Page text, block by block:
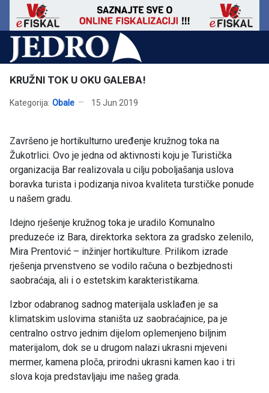
KRUŽNI TOK U OKU GALEBA!
Kategorija: Obale 15 Jun 2019
Završeno je hortikulturno uređenje kružnog toka na
Žukotrlici. Ovo je jedna od aktivnosti koju je Turistička
organizacija Bar realizovala u cilju poboljašanja uslova
boravka turista i podizanja nivoa kvaliteta turstičke ponude
u našem gradu.
Idejno rješenje kružnog toka je uradilo Komunalno
preduzeće iz Bara, direktorka sektora za gradsko zelenilo,
Mira Prentović – inžinjer hortikulture. Prilikom izrade
rješenja prvenstveno se vodilo računa o bezbjednosti
saobraćaja, ali i o estetskim karakteristikama.
Izbor odabranog sadnog materijala usklađen je sa
klimatskim uslovima staništa uz saobraćajnice, pa je
centralno ostrvo jednim dijelom oplemenjeno biljnim
materijalom, dok se u drugom nalazi ukrasni mjeveni
mermer, kamena ploča, prirodni ukrasni kamen kao i tri
slova koja predstavljaju ime našeg grada.